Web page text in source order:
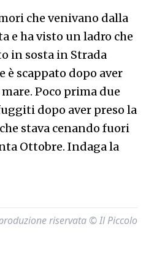
che venivano dalla
e ha visto un ladro che
in sosta in Strada
è scappato dopo aver
Poco prima due
dopo aver preso la
stava cenando fuori
Ottobre. Indaga la
riservata © Il Piccolo